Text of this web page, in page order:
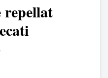
repellat